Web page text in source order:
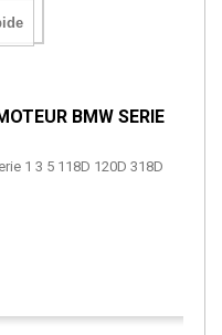
BMW SERIE
1 3 5 118D 120D 318D